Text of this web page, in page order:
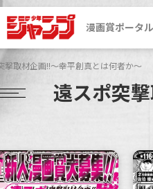
漫画賞ポータ
撃取材企画!!～幸平創真とは何者か～
遠スポ突